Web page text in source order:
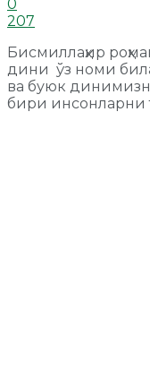
0
207
Бисмиллаҳир
дини ўз номи
ва буюк
бири инсонларни